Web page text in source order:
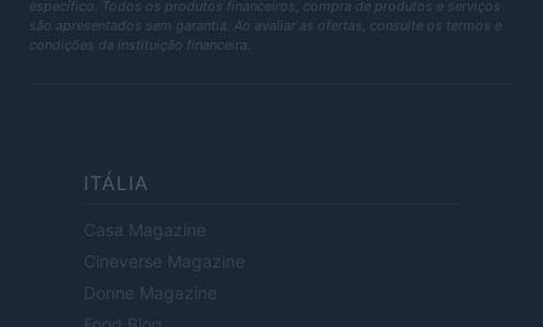
específico. Todos os produtos financeiros, compra de produtos e serviços
são apresentados sem garantia. Ao avaliar as ofertas, consulte os termos e
condições da instituição financeira.
ITÁLIA
Casa Magazine
Cineverse Magazine
Donne Magazine